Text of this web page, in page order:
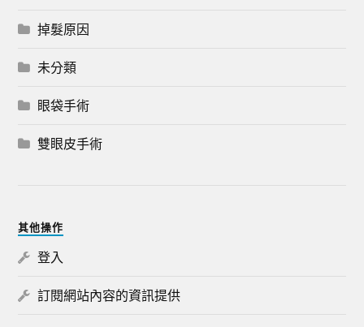
掉髮原因
未分類
眼袋手術
雙眼皮手術
其他操作
登入
訂閱網站內容的資訊提供